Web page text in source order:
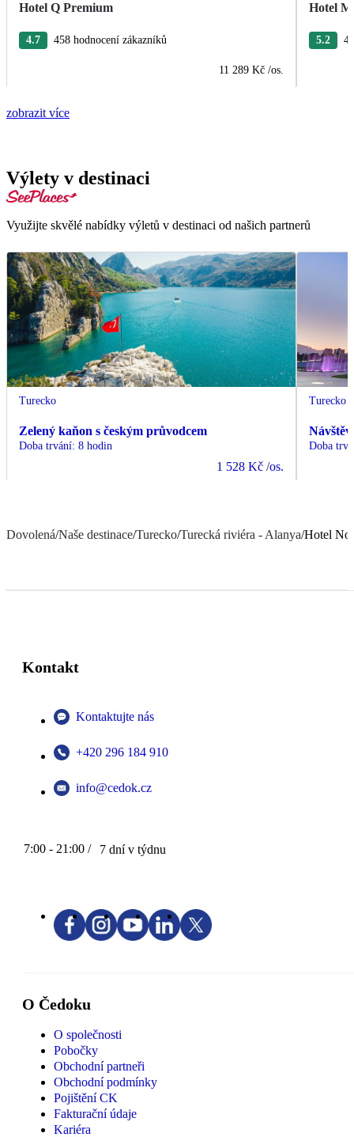
Hotel Q Premium
4.7 458 hodnocení zákazníků
11 289 Kč /os.
Hotel
5.2
zobrazit více
Výlety v destinaci
Využijte skvělé nabídky výletů v destinaci od našich partnerů
Turecko
Zelený kaňon s českým průvodcem
Doba trvání: 8 hodin
1 528 Kč /os.
Turecko
Doba
Dovolená/Naše destinace/Turecko/Turecká riviéra - Alanya/Hotel
Kontakt
Kontaktujte nás
+420 296 184 910
info@cedok.cz
7:00 - 21:00 / 7 dní v týdnu
O Čedoku
O společnosti
Pobočky
Obchodní partneři
Obchodní podmínky
Pojištění CK
Fakturační údaje
Kariéra